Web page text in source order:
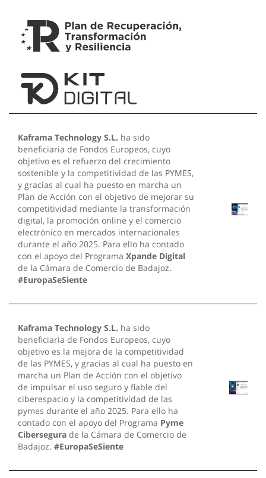
Kaframa Technology S.L. ha sido
beneficiaria de Fondos Europeos, cuyo
objetivo es el refuerzo del crecimiento
sostenible y la competitividad de las PYMES,
y gracias al cual ha puesto en marcha un
Plan de Acción con el objetivo de mejorar su
competitividad mediante la transformación
digital, la promoción online y el comercio
electrónico en mercados internacionales
durante el año 2025. Para ello ha contado
con el apoyo del Programa Xpande Digital
de la Cámara de Comercio de Badajoz.
#EuropaSeSiente
Kaframa Technology S.L. ha sido
beneficiaria de Fondos Europeos, cuyo
objetivo es la mejora de la competitividad
de las PYMES, y gracias al cual ha puesto en
marcha un Plan de Acción con el objetivo
de impulsar el uso seguro y fiable del
ciberespacio y la competitividad de las
pymes durante el año 2025. Para ello ha
contado con el apoyo del Programa Pyme
Cibersegura de la Cámara de Comercio de
Badajoz. #EuropaSeSiente